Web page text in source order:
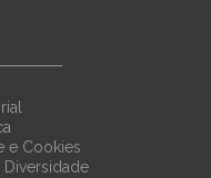
e Cookies